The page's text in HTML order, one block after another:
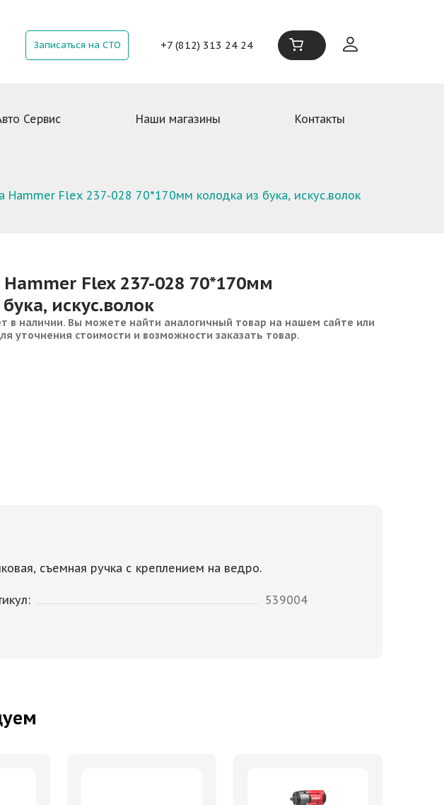
Записаться на СТО +7 (812) 313 24 24
Сервис Наши магазины Контакты
Hammer Flex 237-028 70*170мм колодка из бука, искус.волок
Flex 237-028 70*170мм
искус.волок
в наличии. Вы можете найти аналогичный товар на нашем сайте или
уточнения стоимости и возможности заказать товар.
съемная ручка с креплением на ведро.
539004